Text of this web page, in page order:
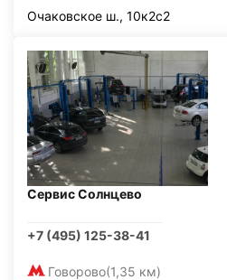
Очаковское ш., 10к2с2
Сервис Солнцево
+7 (495) 125-38-41
Говорово(1,35 км)